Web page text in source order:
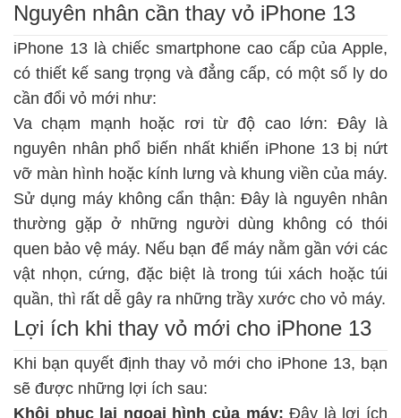
Nguyên nhân cần thay vỏ iPhone 13
iPhone 13 là chiếc smartphone cao cấp của Apple,
có thiết kế sang trọng và đẳng cấp, có một số ly do
cần đổi vỏ mới như:
Va chạm mạnh hoặc rơi từ độ cao lớn: Đây là
nguyên nhân phổ biến nhất khiến iPhone 13 bị nứt
vỡ màn hình hoặc kính lưng và khung viền của máy.
Sử dụng máy không cẩn thận: Đây là nguyên nhân
thường gặp ở những người dùng không có thói
quen bảo vệ máy. Nếu bạn để máy nằm gần với các
vật nhọn, cứng, đặc biệt là trong túi xách hoặc túi
quần, thì rất dễ gây ra những trầy xước cho vỏ máy.
Lợi ích khi thay vỏ mới cho iPhone 13
Khi bạn quyết định thay vỏ mới cho iPhone 13, bạn
sẽ được những lợi ích sau:
Khôi phục lại ngoại hình của máy: Đây là lợi ích